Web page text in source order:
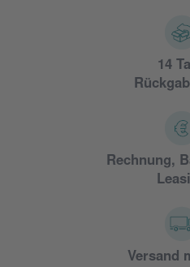
14
Rechnung,
Versand